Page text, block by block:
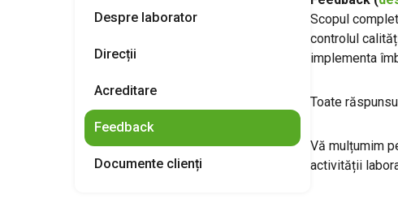
Despre laborator
Direcții
Acreditare
Feedback
Documente clienți
Scopul
controlul
implementa
Toate
Vă mulțumim
activității